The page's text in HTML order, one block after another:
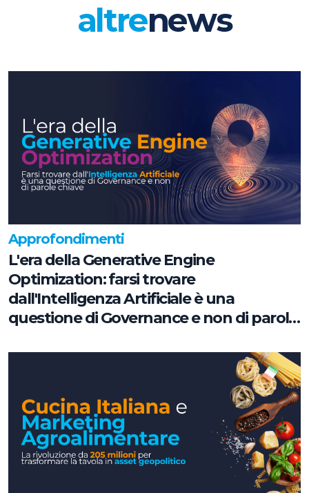
altrenews
Approfondimenti
L'era della Generative Engine
Optimization: farsi trovare
dall'Intelligenza Artificiale è una
questione di Governance e non di parole